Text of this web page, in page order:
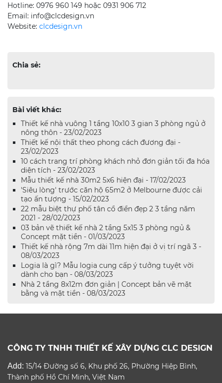
Hotline: 0976 960 149 hoặc 0931 906 712
Email: info@clcdesign.vn
Website: clcdesign.vn
Chia sẻ:
Bài viết khác:
Thiết kế nhà vuông 1 tầng 10x10 3 gian 3 phòng ngủ ở
nông thôn - 23/02/2023
Thiết kế nội thất theo phong cách đương đại -
23/02/2023
10 cách trang trí phòng khách nhỏ đơn giản tối đa hóa
diện tích - 23/02/2023
Mẫu thiết kế nhà 30m2 5x6 hiện đại - 17/02/2023
'Siêu lòng' trước căn hộ 65m2 ở Melbourne được cải
tạo ấn tượng - 15/02/2023
22 mẫu biệt thự phố tân cổ điển đẹp 2 3 tầng năm
2021 - 28/02/2023
03 bản vẽ thiết kế nhà 2 tầng 5x15 3 phòng ngủ &
Concept mặt tiền - 01/03/2023
Thiết kế nhà rộng 7m dài 11m hiện đại ở vị trí ngã 3 -
08/03/2023
Logia là gì? Mẫu logia cung cấp ý tưởng tuyệt vời
dành cho bạn - 08/03/2023
Nhà 2 tầng 8x12m đơn giản | Concept bản vẽ mặt
bằng và mặt tiền - 08/03/2023
CÔNG TY TNHH THIẾT KẾ XÂY DỰNG CLC DESIGN
Add: 15/14 Đường số 6, Khu phố 26, Phường Hiệp Bình,
Thành phố Hồ Chí Minh, Việt Nam